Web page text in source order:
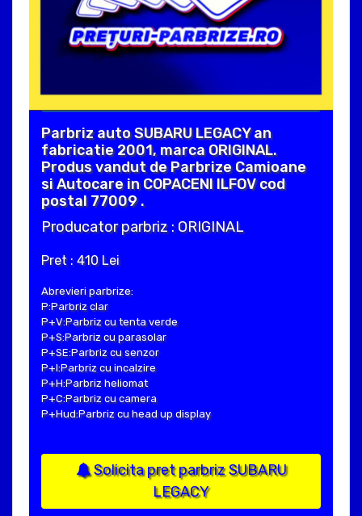
Parbriz auto SUBARU LEGACY an
fabricatie 2001, marca ORIGINAL.
Produs vandut de Parbrize Camioane
si Autocare in COPACENI ILFOV cod
postal 77009 .
Producator parbriz : ORIGINAL
Pret : 410 Lei
Abrevieri parbrize:
P:Parbriz clar
P+V:Parbriz cu tenta verde
P+S:Parbriz cu parasolar
P+SE:Parbriz cu senzor
P+I:Parbriz cu incalzire
P+H:Parbriz heliomat
P+C:Parbriz cu camera
P+Hud:Parbriz cu head up display
Solicita pret parbriz SUBARU
LEGACY